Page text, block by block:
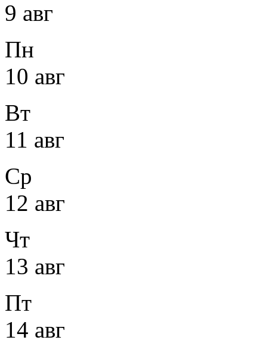
9 авг
Пн
10 авг
Вт
11 авг
Ср
12 авг
Чт
13 авг
Пт
14 авг